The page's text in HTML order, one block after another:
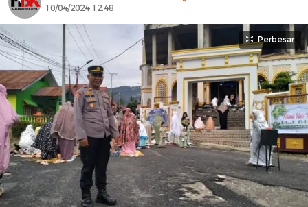
10/04/2024 12:48
Perbesar